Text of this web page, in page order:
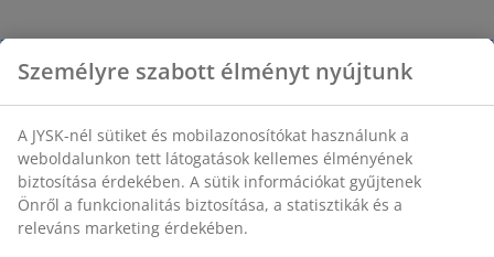
SKU: 4912653
Biztonsági adatlap
Részletes Adatok
Személyre szabott élményt nyújtunk
A JYSK-nél sütiket és mobilazonosítókat használunk a
weboldalunkon tett látogatások kellemes élményének
biztosítása érdekében. A sütik információkat gyűjtenek
Önről a funkcionalitás biztosítása, a statisztikák és a
releváns marketing érdekében.